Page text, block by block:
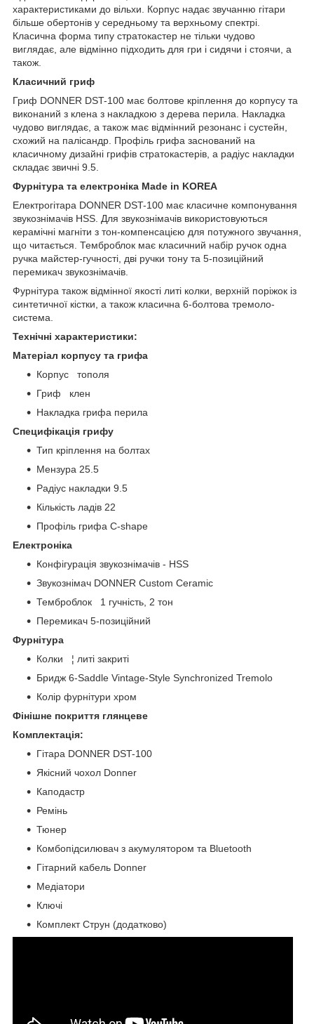
характеристиками до вільхи. Корпус надає звучанню гітари
більше обертонів у середньому та верхньому спектрі.
Класична форма типу стратокастер не тільки чудово
виглядає, але відмінно підходить для гри і сидячи і стоячи, а
також.
Класичний гриф
Гриф DONNER DST-100 має болтове кріплення до корпусу та
виконаний з клена з накладкою з дерева перила. Накладка
чудово виглядає, а також має відмінний резонанс і сустейн,
схожий на палісандр. Профіль грифа заснований на
класичному дизайні грифів стратокастерів, а радіус накладки
складає звичні 9.5.
Фурнітура та електроніка Made in KOREA
Електрогітара DONNER DST-100 має класичне компонування
звукознімачів HSS. Для звукознімачів використовуються
керамічні магніти з тон-компенсацією для потужного звучання,
що читається. Темброблок має класичний набір ручок одна
ручка майстер-гучності, дві ручки тону та 5-позиційний
перемикач звукознімачів.
Фурнітура також відмінної якості литі колки, верхній поріжок із
синтетичної кістки, а також класична 6-болтова тремоло-
система.
Технічні характеристики:
Матеріал корпусу та грифа
Корпус тополя
Гриф клен
Накладка грифа перила
Специфікація грифу
Тип кріплення на болтах
Мензура 25.5
Радіус накладки 9.5
Кількість ладів 22
Профіль грифа C-shape
Електроніка
Конфігурація звукознімачів - HSS
Звукознімач DONNER Custom Ceramic
Темброблок 1 гучність, 2 тон
Перемикач 5-позиційний
Фурнітура
Колки ¦ литі закриті
Бридж 6-Saddle Vintage-Style Synchronized Tremolo
Колір фурнітури хром
Фінішне покриття глянцеве
Комплектація:
Гітара DONNER DST-100
Якісний чохол Donner
Каподастр
Ремінь
Тюнер
Комбопідсилювач з акумулятором та Bluetooth
Гітарний кабель Donner
Медіатори
Ключі
Комплект Струн (додатково)